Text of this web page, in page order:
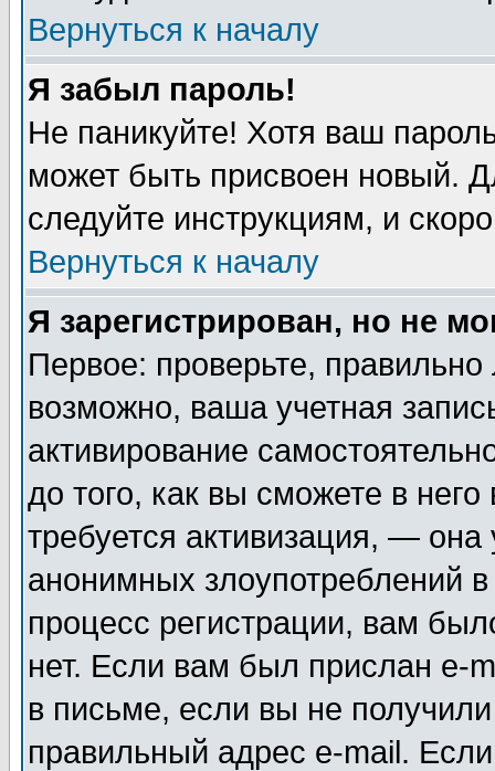
Вернуться к началу
Я забыл пароль!
Не паникуйте! Хотя ваш
может быть присвоен новый.
следуйте инструкциям, и
Вернуться к началу
Я зарегистрирован, но не
Первое: проверьте,
возможно, ваша учетная
активирование
до того, как вы сможете в
требуется активизация, —
анонимных злоупотреблений
процесс регистрации, вам
нет. Если вам был прислан e-
в письме, если вы не
правильный адрес e-mail.